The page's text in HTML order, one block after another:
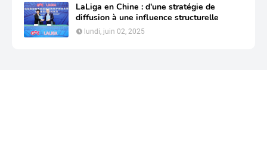
LaLiga en Chine : d'une stratégie de
diffusion à une influence structurelle
lundi, juin 02, 2025